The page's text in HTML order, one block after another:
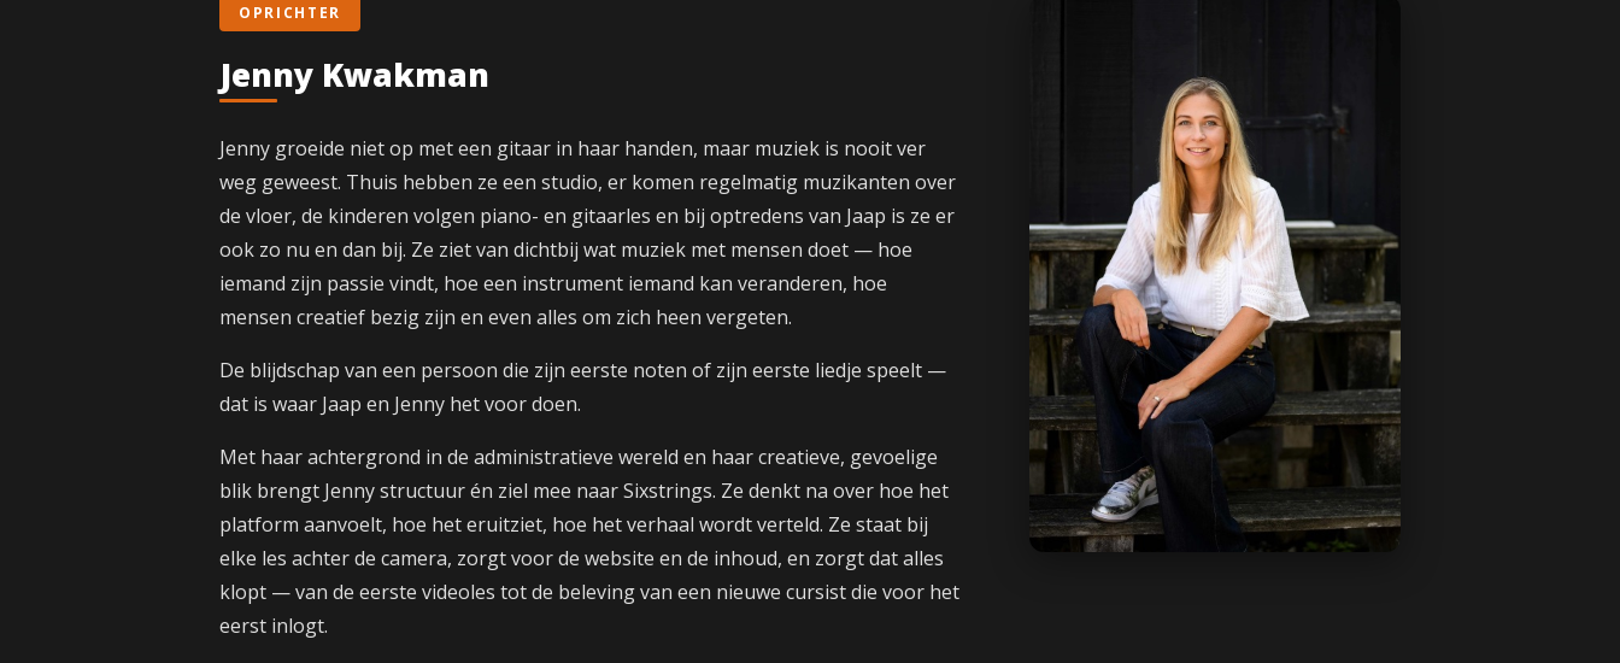
OPRICHTER
Jenny Kwakman
Jenny groeide niet op met een gitaar in haar handen, maar muziek is nooit ver
weg geweest. Thuis hebben ze een studio, er komen regelmatig muzikanten over
de vloer, de kinderen volgen piano- en gitaarles en bij optredens van Jaap is ze er
ook zo nu en dan bij. Ze ziet van dichtbij wat muziek met mensen doet — hoe
iemand zijn passie vindt, hoe een instrument iemand kan veranderen, hoe
mensen creatief bezig zijn en even alles om zich heen vergeten.
De blijdschap van een persoon die zijn eerste noten of zijn eerste liedje speelt —
dat is waar Jaap en Jenny het voor doen.
Met haar achtergrond in de administratieve wereld en haar creatieve, gevoelige
blik brengt Jenny structuur én ziel mee naar Sixstrings. Ze denkt na over hoe het
platform aanvoelt, hoe het eruitziet, hoe het verhaal wordt verteld. Ze staat bij
elke les achter de camera, zorgt voor de website en de inhoud, en zorgt dat alles
klopt — van de eerste videoles tot de beleving van een nieuwe cursist die voor het
eerst inlogt.